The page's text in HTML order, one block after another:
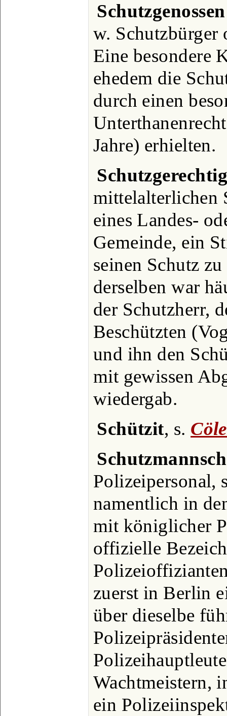
Schutzgenossen
w. Schutzbürger
Eine besondere
ehedem die
durch einen
Jahre) erhielten.
mittelalterlichen
eines Landes-
Gemeinde, ein
seinen Schutz
derselben war
der Schutzherr,
Beschützten
und ihn den
mit gewissen
wiedergab.
Schützit, s.
Polizeipersonal,
namentlich in
mit königlicher
offizielle
zuerst in Berlin
über dieselbe
Wachtmeistern,
ein